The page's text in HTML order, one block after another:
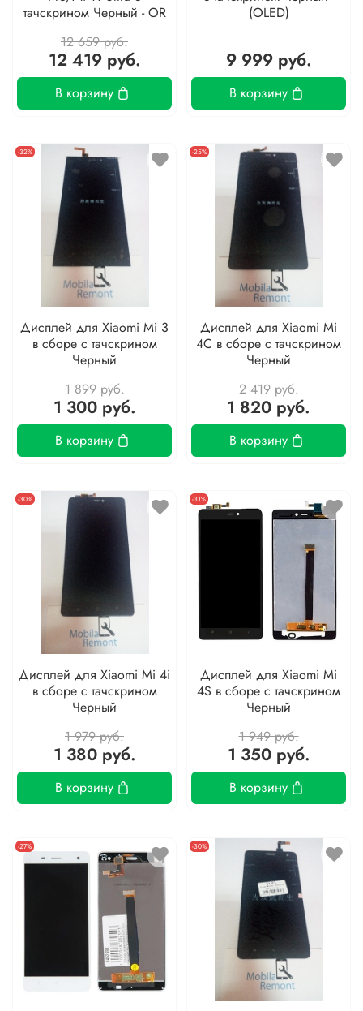
тачскрином Черный - OR
12 659 руб.
12 419 руб.
В корзину
(OLED)
9 999 руб.
В корзину
-32%
Дисплей для Xiaomi Mi 3
в сборе с тачскрином
Черный
1 899 руб.
1 300 руб.
В корзину
-25%
Дисплей для Xiaomi Mi
4C в сборе с тачскрином
Черный
2 419 руб.
1 820 руб.
В корзину
-30%
Дисплей для Xiaomi Mi 4i
в сборе с тачскрином
Черный
1 979 руб.
1 380 руб.
В корзину
-31%
Дисплей для Xiaomi Mi
4S в сборе с тачскрином
Черный
1 949 руб.
1 350 руб.
В корзину
-27% -30%